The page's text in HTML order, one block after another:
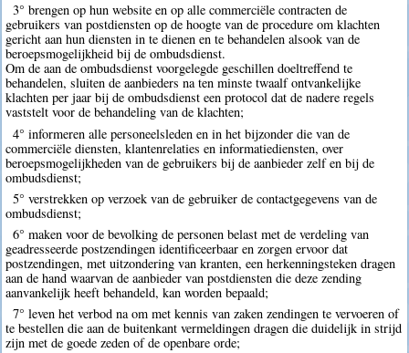
3° brengen op hun website en op alle commerciële contracten de
gebruikers van postdiensten op de hoogte van de procedure om klachten
gericht aan hun diensten in te dienen en te behandelen alsook van de
beroepsmogelijkheid bij de ombudsdienst.
Om de aan de ombudsdienst voorgelegde geschillen doeltreffend te
behandelen, sluiten de aanbieders na ten minste twaalf ontvankelijke
klachten per jaar bij de ombudsdienst een protocol dat de nadere regels
vaststelt voor de behandeling van de klachten;
4° informeren alle personeelsleden en in het bijzonder die van de
commerciële diensten, klantenrelaties en informatiediensten, over
beroepsmogelijkheden van de gebruikers bij de aanbieder zelf en bij de
ombudsdienst;
5° verstrekken op verzoek van de gebruiker de contactgegevens van de
ombudsdienst;
6° maken voor de bevolking de personen belast met de verdeling van
geadresseerde postzendingen identificeerbaar en zorgen ervoor dat
postzendingen, met uitzondering van kranten, een herkenningsteken dragen
aan de hand waarvan de aanbieder van postdiensten die deze zending
aanvankelijk heeft behandeld, kan worden bepaald;
7° leven het verbod na om met kennis van zaken zendingen te vervoeren of
te bestellen die aan de buitenkant vermeldingen dragen die duidelijk in strijd
zijn met de goede zeden of de openbare orde;